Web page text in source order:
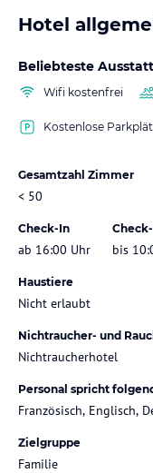
Hotel
Beliebteste
Wifi kostenfrei
Kostenlose
Gesamtzahl Zimmer
< 50
Check-In
ab 16:00 Uhr bis
Haustiere
Nicht erlaubt
Nichtraucher- und
Nichtraucherhotel
Personal spricht
Französisch, Englisch,
Zielgruppe
Familie